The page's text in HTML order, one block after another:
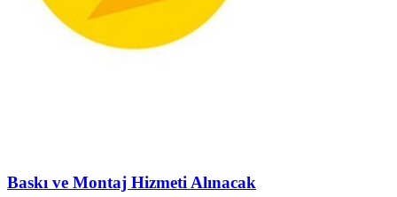
Baskı ve Montaj Hizmeti Alınacak